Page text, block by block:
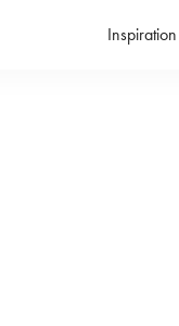
Inspiration